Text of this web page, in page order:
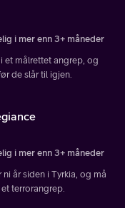
i mer enn 3+ måneder
et målrettet angrep, og
de slår til igjen.
i mer enn 3+ måneder
år siden i Tyrkia, og må
terrorangrep.